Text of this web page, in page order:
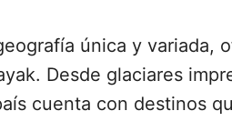
única y variada,
Desde glaciares
cuenta con destinos